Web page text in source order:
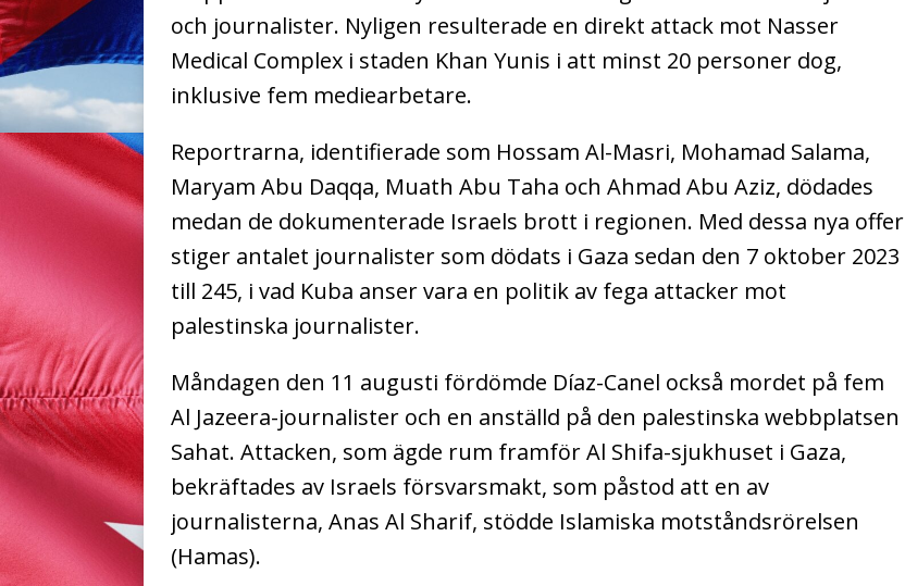
och journalister. Nyligen resulterade en direkt attack mot Nasser
Medical Complex i staden Khan Yunis i att minst 20 personer dog,
inklusive fem mediearbetare.
Reportrarna, identifierade som Hossam Al-Masri, Mohamad Salama,
Maryam Abu Daqqa, Muath Abu Taha och Ahmad Abu Aziz, dödades
medan de dokumenterade Israels brott i regionen. Med dessa nya offer
stiger antalet journalister som dödats i Gaza sedan den 7 oktober 2023
till 245, i vad Kuba anser vara en politik av fega attacker mot
palestinska journalister.
Måndagen den 11 augusti fördömde Díaz-Canel också mordet på fem
Al Jazeera-journalister och en anställd på den palestinska webbplatsen
Sahat. Attacken, som ägde rum framför Al Shifa-sjukhuset i Gaza,
bekräftades av Israels försvarsmakt, som påstod att en av
journalisterna, Anas Al Sharif, stödde Islamiska motståndsrörelsen
(Hamas).